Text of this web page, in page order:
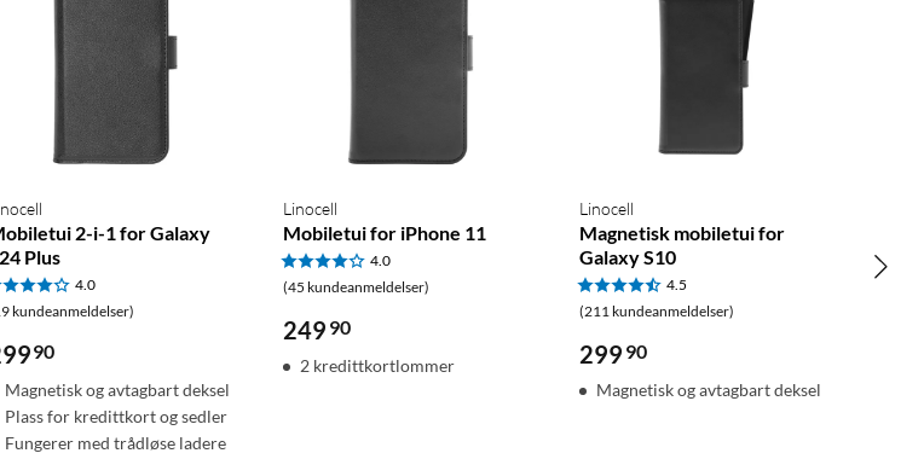
2-i-1 for Galaxy
Plus
4.0
kundeanmeldelser)
90
Magnetisk og avtagbart deksel
Plass for kredittkort og sedler
Fungerer med trådløse ladere
Linocell
Mobiletui for iPhone 11
4.0
(45 kundeanmeldelser)
249 90
2 kredittkortlommer
Linocell
Magnetisk mobiletui for
Galaxy S10
4.5
(211 kundeanmeldelser)
299 90
Magnetisk og avtagbart deksel